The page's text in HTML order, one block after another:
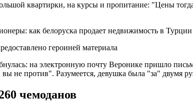
квартирки, на курсы и пропитание: "Цены
героиней материала
на электронную почту Веронике пришло
не против". Разумеется, девушка была "за" двумя
чемоданов